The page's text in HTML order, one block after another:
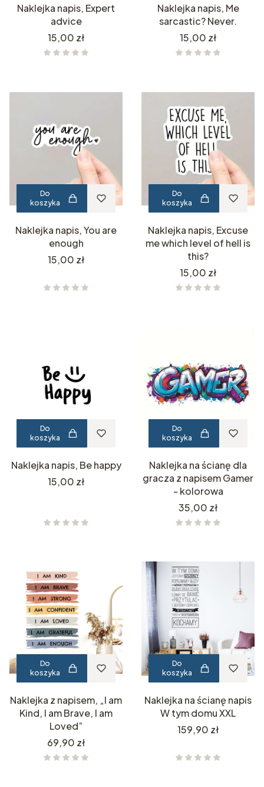
Naklejka napis, Expert
advice
Cena
15,00 zł
Naklejka napis, Me
sarcastic? Never.
Cena
15,00 zł
Do
koszyka
Naklejka napis, You are
enough
Cena
15,00 zł
Do
koszyka
Naklejka napis, Excuse
me which level of hell is
this?
Cena
15,00 zł
Do
koszyka
Naklejka napis, Be happy
Cena
15,00 zł
Do
koszyka
Naklejka na ścianę dla
gracza z napisem Gamer
- kolorowa
Cena
35,00 zł
Do
koszyka
Naklejka z napisem, „I am
Kind, I am Brave, I am
Loved”
Cena
69,90 zł
Do
koszyka
Naklejka na ścianę napis
W tym domu XXL
Cena
159,90 zł